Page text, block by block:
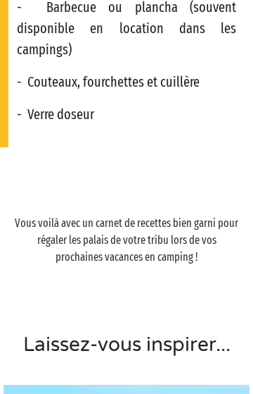
- Barbecue ou plancha (souvent
disponible en location dans les
campings)
- Couteaux, fourchettes et cuillère
- Verre doseur
Vous voilà avec un carnet de recettes bien garni pour
régaler les palais de votre tribu lors de vos
prochaines vacances en camping !
Laissez-vous inspirer...